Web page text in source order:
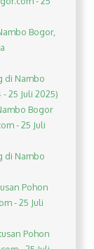
Bogor,
di Nambo
25 Juli 2025)
Bogor
- 25 Juli
di Nambo
Pohon
- 25 Juli
Pohon